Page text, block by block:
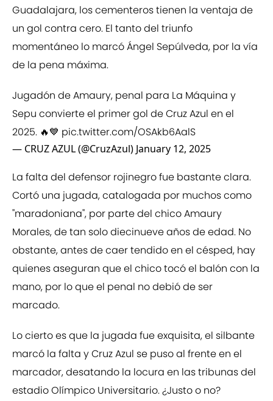
Guadalajara, los cementeros tienen la ventaja de
un gol contra cero. El tanto del triunfo
momentáneo lo marcó Ángel Sepúlveda, por la vía
de la pena máxima.
Jugadón de Amaury, penal para La Máquina y
Sepu convierte el primer gol de Cruz Azul en el
2025. 🔥💙 pic.twitter.com/OSAkb6AalS
— CRUZ AZUL (@CruzAzul) January 12, 2025
La falta del defensor rojinegro fue bastante clara.
Cortó una jugada, catalogada por muchos como
''maradoniana'', por parte del chico Amaury
Morales, de tan solo diecinueve años de edad. No
obstante, antes de caer tendido en el césped, hay
quienes aseguran que el chico tocó el balón con la
mano, por lo que el penal no debió de ser
marcado.
Lo cierto es que la jugada fue exquisita, el silbante
marcó la falta y Cruz Azul se puso al frente en el
marcador, desatando la locura en las tribunas del
estadio Olímpico Universitario. ¿Justo o no?